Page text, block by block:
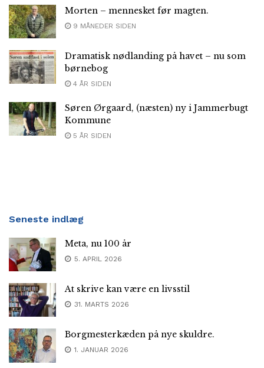
Morten – mennesket før magten.
9 MÅNEDER SIDEN
Dramatisk nødlanding på havet – nu som
børnebog
4 ÅR SIDEN
Søren Ørgaard, (næsten) ny i Jammerbugt
Kommune
5 ÅR SIDEN
Seneste indlæg
Meta, nu 100 år
5. APRIL 2026
At skrive kan være en livsstil
31. MARTS 2026
Borgmesterkæden på nye skuldre.
1. JANUAR 2026